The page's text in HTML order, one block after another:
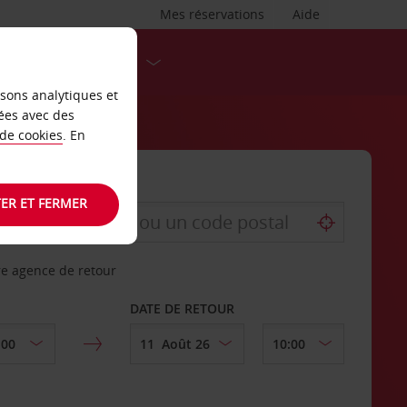
Aide
Mes réservations
agence de retour
DATE DE RETOUR
analytiques et
avec des
cookies. En
ET FERMER